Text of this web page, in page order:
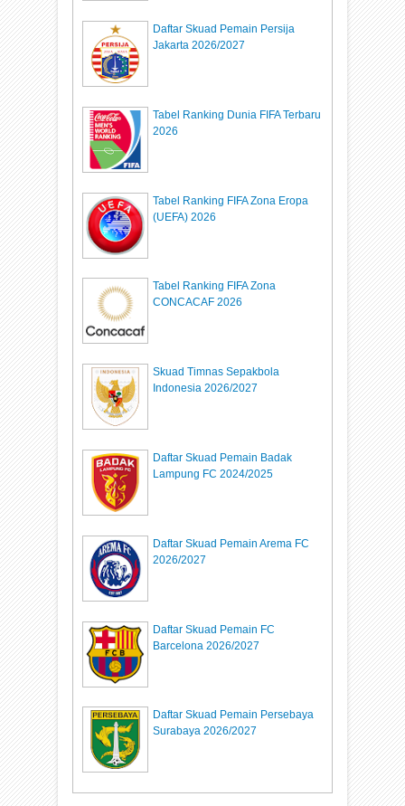
Daftar Skuad Pemain Persija
Jakarta 2026/2027
Tabel Ranking Dunia FIFA Terbaru
2026
Tabel Ranking FIFA Zona Eropa
(UEFA) 2026
Tabel Ranking FIFA Zona
CONCACAF 2026
Skuad Timnas Sepakbola
Indonesia 2026/2027
Daftar Skuad Pemain Badak
Lampung FC 2024/2025
Daftar Skuad Pemain Arema FC
2026/2027
Daftar Skuad Pemain FC
Barcelona 2026/2027
Daftar Skuad Pemain Persebaya
Surabaya 2026/2027